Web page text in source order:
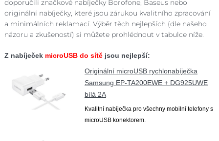
doporučili značkové nabíječky Borofone, Baseus nebo
originální nabíječky, které jsou zárukou kvalitního zpracování
a minimálních reklamací. Výběr těch nejlepších (dle našeho
názoru a zkušeností) si můžete prohlédnout v tabulce níže.
Z nabíječek microUSB do sítě jsou nejlepší:
Originální microUSB rychlonabíječka
Samsung EP-TA200EWE + DG925UWE
bílá 2A
Kvalitní nabíječka pro všechny mobilní telefony s
microUSB konektorem.